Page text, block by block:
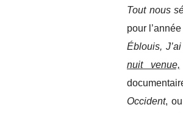
Tout nous
pour
Éblouis,
nuit venue,
Occident,